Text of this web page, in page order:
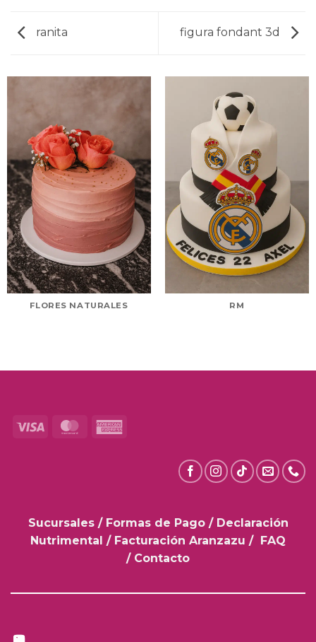
ranita figura fondant 3d
FLORES NATURALES RM
Visa MasterCard
Sucursales / Formas de Pago/ Declaración
Nutrimental / Facturación Aranzazu / FAQ
/ Contacto